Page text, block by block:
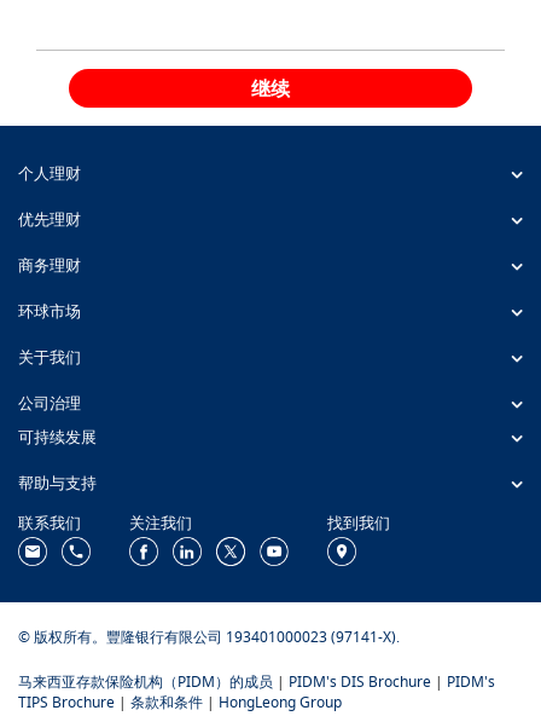
继续
个人理财
优先理财
商务理财
环球市场
关于我们
公司治理
可持续发展
帮助与支持
联系我们
关注我们 找到我们
© 版权所有。豐隆银行有限公司 193401000023 (97141-X).
马来西亚存款保险机构（PIDM）的成员 | PIDM's DIS Brochure | PIDM's
TIPS Brochure | 条款和条件 | HongLeong Group